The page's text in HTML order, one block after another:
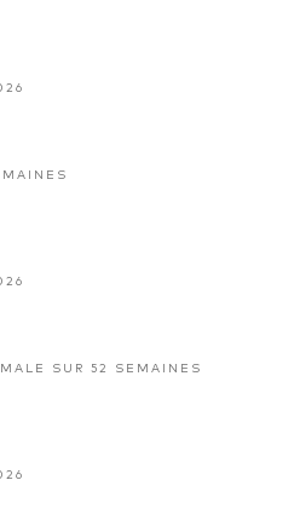
SUR 52 SEMAINES